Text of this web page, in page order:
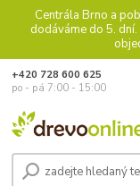
Centrála Brno a
dodáváme do 5.
+420 728 600 625
po - pá 7:00 - 15:00